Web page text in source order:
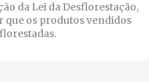
da Lei da Desflorestação,
que os produtos vendidos